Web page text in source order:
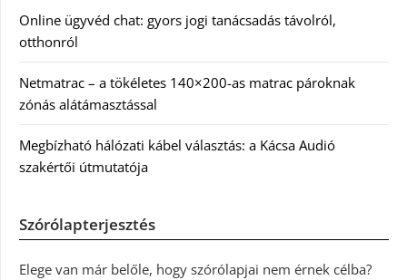
Online ügyvéd chat: gyors jogi tanácsadás távolról,
otthonról
Netmatrac – a tökéletes 140×200-as matrac pároknak
zónás alátámasztással
Megbízható hálózati kábel választás: a Kácsa Audió
szakértői útmutatója
Szórólapterjesztés
Elege van már belőle, hogy szórólapjai nem érnek célba?